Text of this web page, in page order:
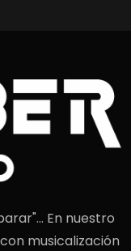
En nuestro
musicalización